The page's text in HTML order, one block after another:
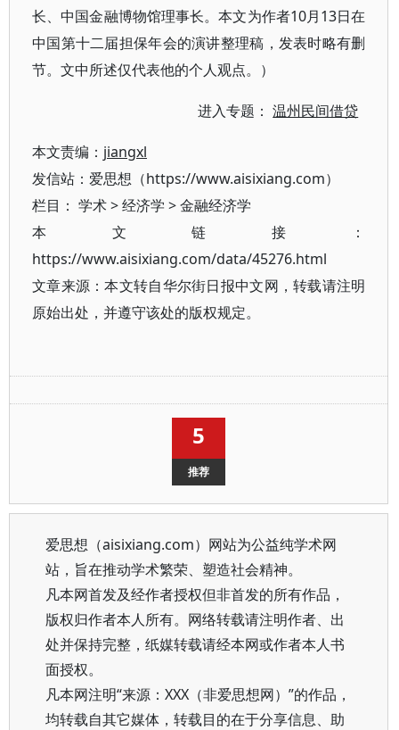
长、中国金融博物馆理事长。本文为作者10月13日在
中国第十二届担保年会的演讲整理稿，发表时略有删
节。文中所述仅代表他的个人观点。）
进入专题：温州民间借贷
本文责编： jiangxl
发信站：爱思想（https://www.aisixiang.com）
栏目： 学术>经济学 >金融经济学
本文链接：
https://www.aisixiang.com/data/45276.html
文章来源：本文转自华尔街日报中文网，转载请注明
原始出处，并遵守该处的版权规定。
5
推荐
爱思想（aisixiang.com）网站为公益纯学术网
站，旨在推动学术繁荣、塑造社会精神。
凡本网首发及经作者授权但非首发的所有作品，
版权归作者本人所有。网络转载请注明作者、出
处并保持完整，纸媒转载请经本网或作者本人书
面授权。
凡本网注明“来源：XXX（非爱思想网）”的作品，
均转载自其它媒体，转载目的在于分享信息、助